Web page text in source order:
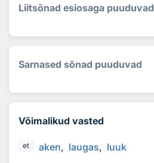
Liitsõnad esiosaga puuduvad
Sarnased sõnad puuduvad
Võimalikud vasted
et aken laugas luuk